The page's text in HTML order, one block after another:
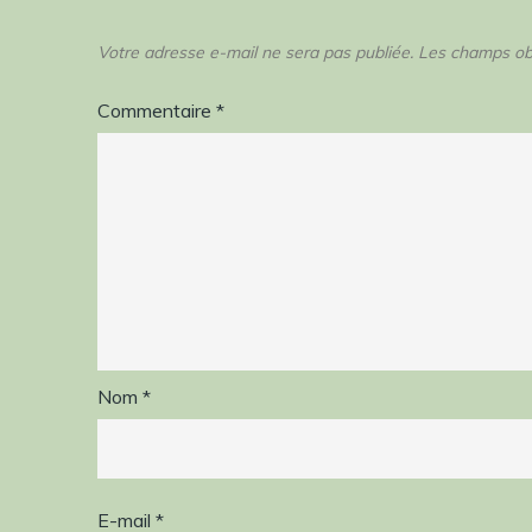
Votre adresse e-mail ne sera pas publiée. Les champs
Commentaire *
Nom *
E-mail *